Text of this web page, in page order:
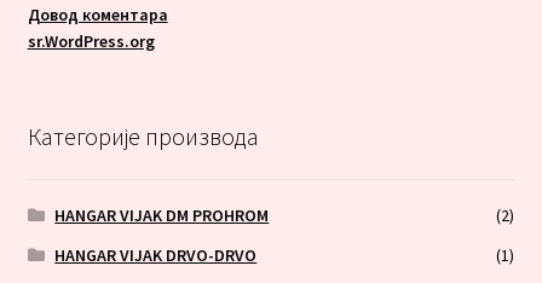
Довод коментара
sr.WordPress.org
Категорије производа
HANGAR VIJAK DM PROHROM
(2)
HANGAR VIJAK DRVO-DRVO
(1)